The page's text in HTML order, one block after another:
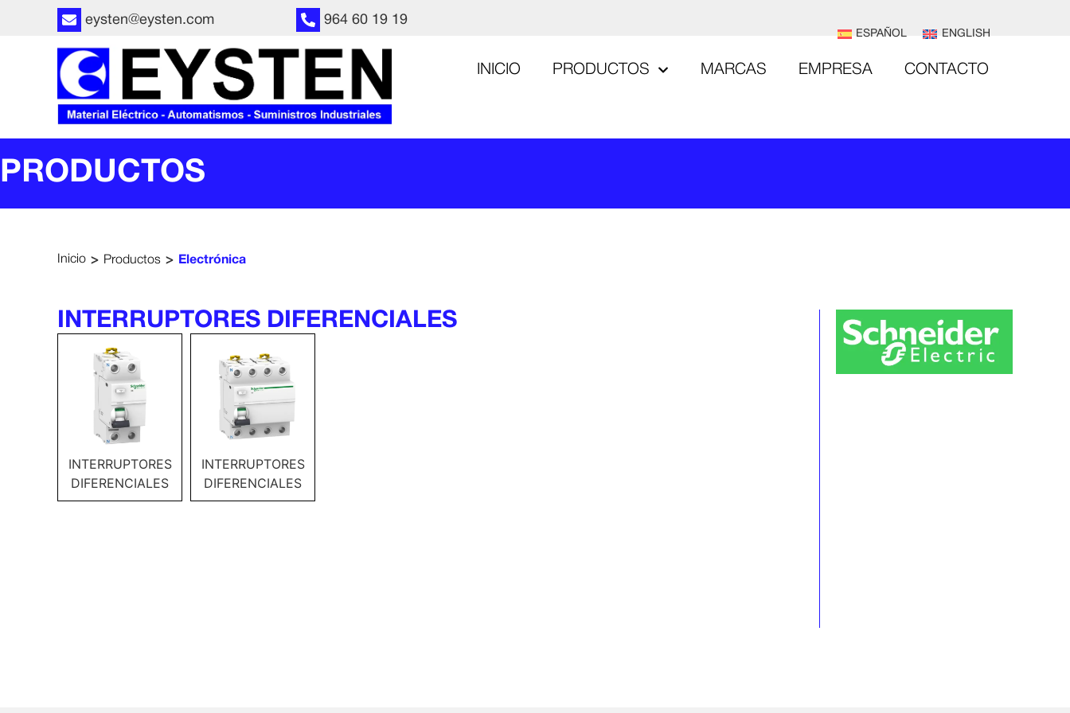
eysten@eysten.com 964 60 19 19
ESPAÑOL ENGLISH
INICIO PRODUCTOS MARCAS EMPRESA CONTACTO
PRODUCTOS
Inicio > Productos > Electrónica
INTERRUPTORES DIFERENCIALES
INTERRUPTORES
DIFERENCIALES
INTERRUPTORES
DIFERENCIALES